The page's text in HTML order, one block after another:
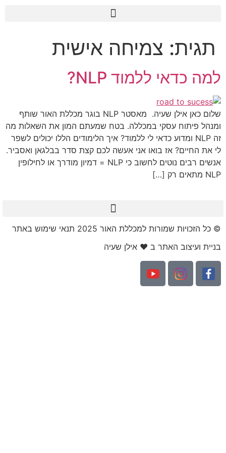
תגית: צמיחה אישית
למה כדאי ללמוד NLP?
שלום כאן אילן שעיה. מאסטר NLP בוגר מכללת האור שותף
ומנהל פיתוח עסקי במכללה. בטח שמעתם המון את השאלות מה
זה NLP ומדוע כדאי לי ללמוד? איך הלימודים הללו יכולים לשפר
לי את החיים? אז בואו אני אעשה לכם קצת סדר בבלגאן ואסביר.
אנשים רבים נוטים לחשוב כי NLP = דמיון מודרך או לחילופין
NLP מתאים רק […]
© כל הזכויות שמורות למכללת האור 2025 תנאי שימוש באתר​
בניית ועיצוב האתר ב ❤ אילן שעיה